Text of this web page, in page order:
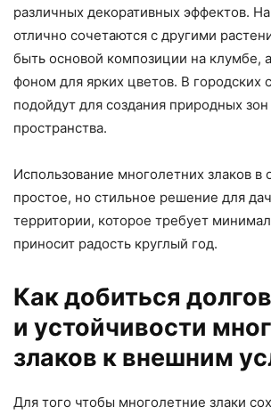
различных декоративных эффектов.
отлично сочетаются с другими
быть основой композиции на клумбе,
фоном для ярких цветов. В городских
подойдут для создания природных
пространства.
Использование многолетних злаков в
простое, но стильное решение для
территории, которое требует
приносит радость круглый год.
Как добиться
и устойчивости
злаков к внешним
Для того чтобы многолетние злаки